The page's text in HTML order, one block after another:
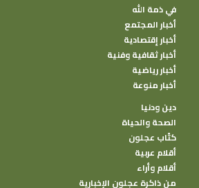
في ذمة الله
أخبار المجتمع
أخبار إقتصادية
أخبار ثقافية وفنية
أخبار رياضية
أخبار منوعة
دين ودنيا
الصحة والحياة
كتًاب عجلون
أقلام عربية
أقلام وأراء
من ذاكرة عجلون الإخبارية